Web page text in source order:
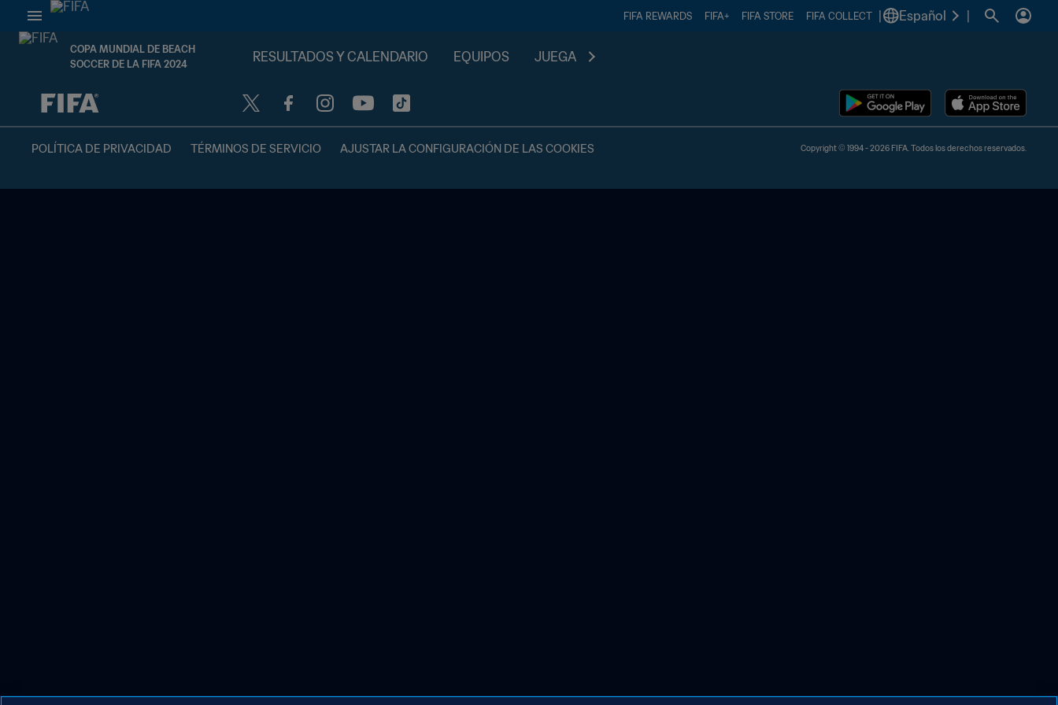
FIFA REWARDS FIFA+ FIFA STORE FIFA COLLECT Español
COPA MUNDIAL DE BEACH
SOCCER DE LA FIFA 2024
RESULTADOS Y CALENDARIO EQUIPOS JUEGA
{equipoLocal} - {equipoVisitante}
POLÍTICA DE PRIVACIDAD TÉRMINOS DE SERVICIO AJUSTAR LA CONFIGURACIÓN DE LAS COOKIES Copyright © 1994 - 2026 FIFA. Todos los derechos reservados.